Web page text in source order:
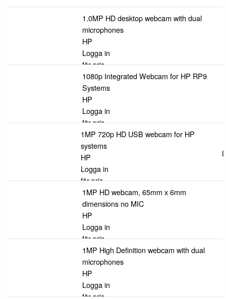
1.0MP HD desktop webcam with dual
microphones
HP
Logga in
för pris
1080p Integrated Webcam for HP RP9
Systems
HP
Logga in
för pris
1MP 720p HD USB webcam for HP
systems
HP
Logga in
för pris
1MP HD webcam, 65mm x 6mm
dimensions no MIC
HP
Logga in
för pris
1MP High Definition webcam with dual
microphones
HP
Logga in
för pris